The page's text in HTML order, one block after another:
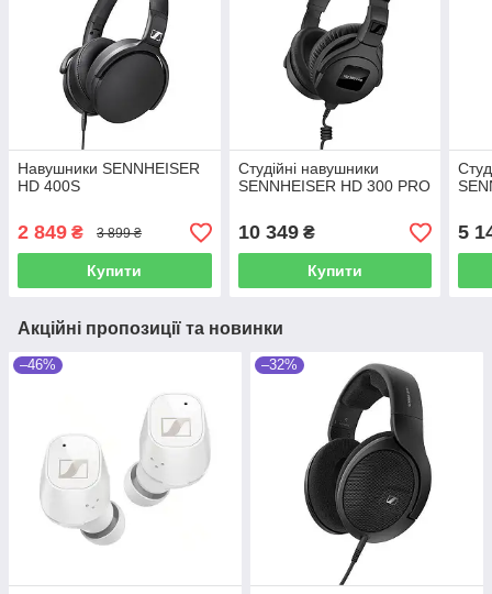
Навушники SENNHEISER
HD 400S
2 849 ₴ 3 899 ₴
Купити
Студійні навушники
SENNHEISER HD 300 PRO
10 349₴
Купити
5
Акційні пропозиції та новинки
–46% –32%